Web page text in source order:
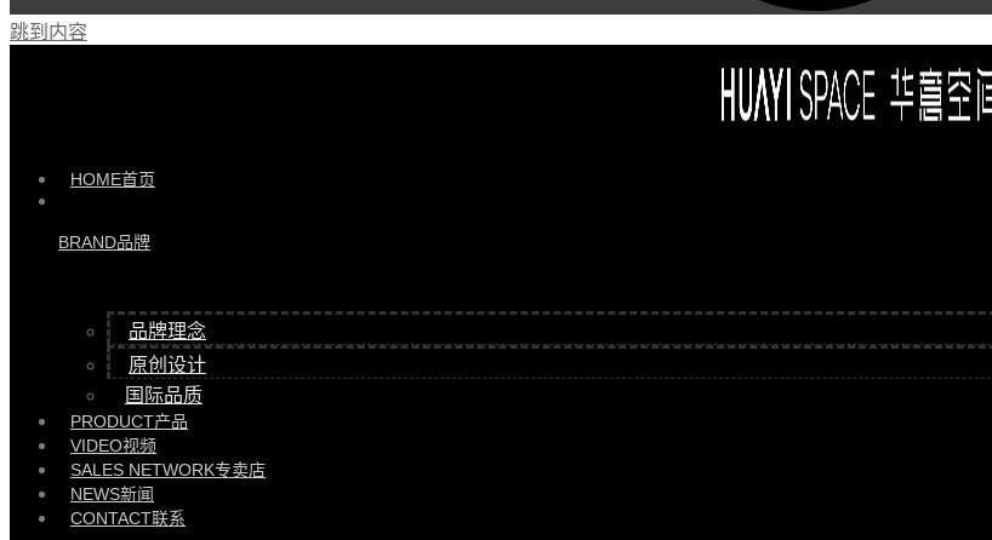
跳到内容
HOME首页
BRAND品牌
品牌理念
原创设计
国际品质
PRODUCT产品
VIDEO视频
SALES NETWORK专卖店
NEWS新闻
CONTACT联系